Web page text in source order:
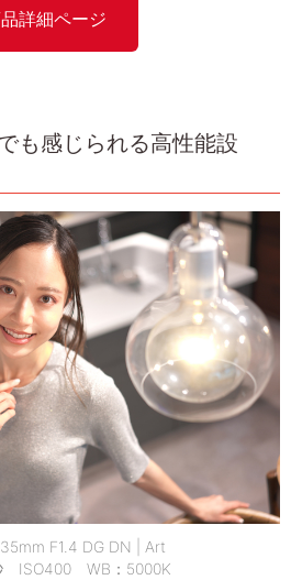
詳細ページ
も感じられる高性能設
F1.4 DG DN | Art
ISO400 WB：5000K